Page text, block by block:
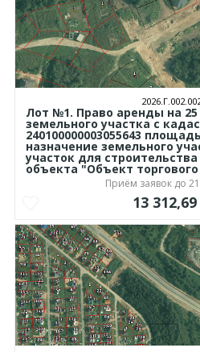
Лот №1. Право аренды на
земельного участка с
240100000003055643
назначение земельного
участок для
объекта "Объект
Приём заявок до
13 312,69